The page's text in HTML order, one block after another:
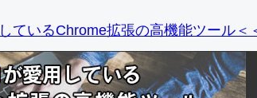
ているChrome拡張の高機能ツール＜